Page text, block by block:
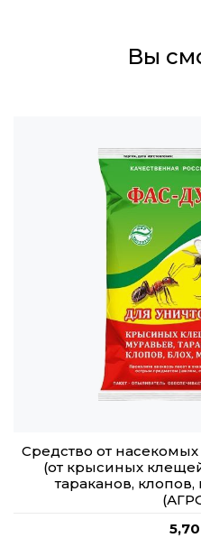
Вы
Средство от
(от крысиных
тараканов,